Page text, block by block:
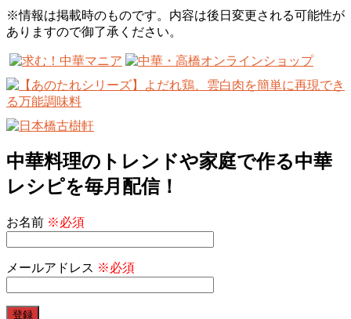
※情報は掲載時のものです。内容は後日変更される可能性が
ありますので御了承ください。
中華料理のトレンドや家庭で作る中華
レシピを毎月配信！
お名前 ※必須
メールアドレス ※必須